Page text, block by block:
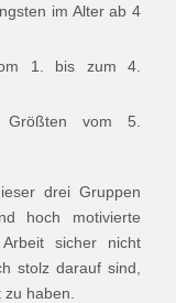
im Alter ab 4
1. bis zum 4.
Größten vom 5.
drei Gruppen
hoch motivierte
sicher nicht
stolz darauf sind,
haben.